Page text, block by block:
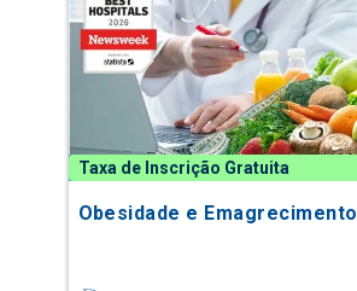
Taxa de Inscrição Gratuita
Obesidade e Emagrecimento